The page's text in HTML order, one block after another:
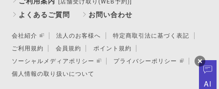
よくあるご質問 お問い合わせ
会社紹介 法人のお客様へ
特定商取引法に基づく表記
ご利用規約
会員規約
ポイント規約
ソーシャルメディアポリシー
プライバシーポリシー
個人情報の取り扱いについて
AI